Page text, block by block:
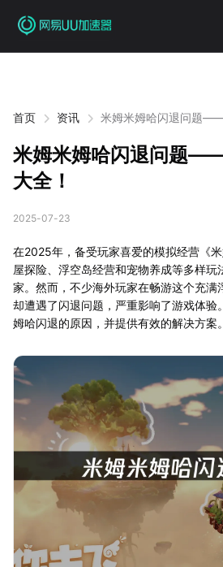
首页 资讯 米姆米姆哈闪退问题——
米姆米姆哈闪退问题
大全！
2025-07-23
在2025年，备受玩家喜爱的模拟经营《
屋探险、浮空岛经营和宠物养成等多样玩
家。然而，不少海外玩家在畅游这个充满
却遭遇了闪退问题，严重影响了游戏体验
姆哈闪退的原因，并提供有效的解决方案。